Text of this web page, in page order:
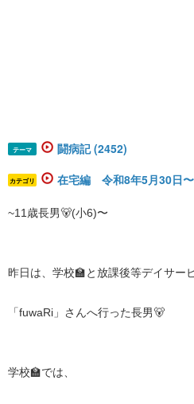
テーマ 闘病記 (2452)
カテゴリ 在宅編 令和8年5月30日
~11歳長男🐻(小6)〜
昨日は、学校🏫と放課後等デイサー
「fuwaRi」さんへ行った長男🐻
学校🏫では、